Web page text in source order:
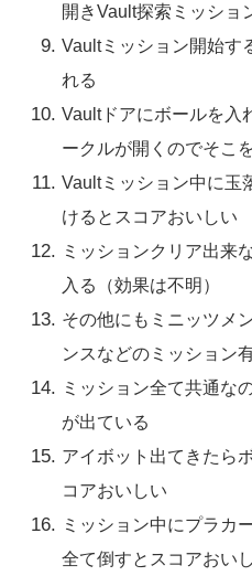
開きVault探索ミッショ
Vaultミッション開始す
れる
Vaultドアにボールを入
ークルが開くのでそこ
Vaultミッション中に玉
けるとスコアおいしい
ミッションクリア出来
入る（効果は不明）
その他にもミニッツメ
ンスなどのミッション
ミッション全て共通な
が出ている
アイボット出てきたら
コアおいしい
ミッション中にプラカ
全て倒すとスコアおい